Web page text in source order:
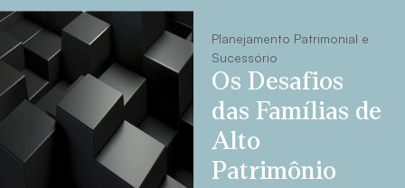
Planejamento Patrimonial e
Sucessório
Os Desafios
das Famílias de
Alto
Patrimônio